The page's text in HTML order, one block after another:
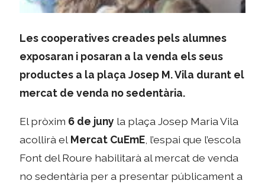
Les cooperatives creades pels alumnes
exposaran i posaran a la venda els seus
productes a la plaça Josep M. Vila durant el
mercat de venda no sedentària.
El pròxim 6 de juny la plaça Josep Maria Vila
acollirà el Mercat CuEmE , l’espai que l’escola
Font del Roure habilitarà al mercat de venda
no sedentària per a presentar públicament a